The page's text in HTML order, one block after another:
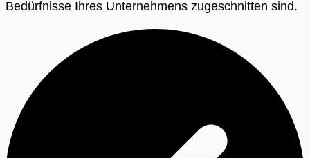
Bedürfnisse Ihres Unternehmens zugeschnitten sind.